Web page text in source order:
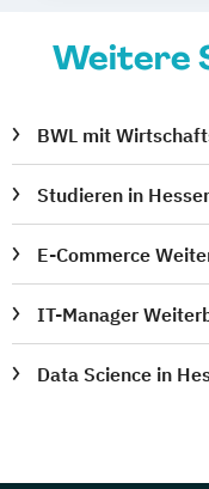
Weitere
BWL mit
Studieren in
E-Commerce
IT-Manager
Data Science in